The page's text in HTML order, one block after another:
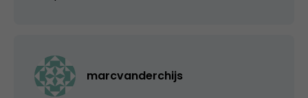
marcvanderchijs